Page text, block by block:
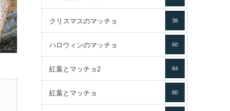
クリスマスのマッチョ 38
ハロウィンのマッチョ 60
紅葉とマッチョ2 84
紅葉とマッチョ 80